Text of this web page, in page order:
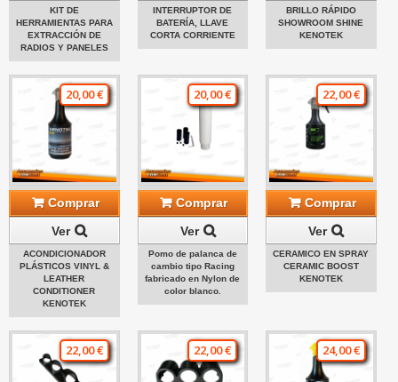
KIT DE
HERRAMIENTAS PARA
EXTRACCIÓN DE
RADIOS Y PANELES
INTERRUPTOR DE
BATERÍA, LLAVE
CORTA CORRIENTE
BRILLO RÁPIDO
SHOWROOM SHINE
KENOTEK
20,00 €
Comprar
Ver
ACONDICIONADOR
PLÁSTICOS VINYL &
LEATHER
CONDITIONER
KENOTEK
20,00 €
Comprar
Ver
Pomo de palanca de
cambio tipo Racing
fabricado en Nylon de
color blanco.
22,00 €
Comprar
Ver
CERAMICO EN SPRAY
CERAMIC BOOST
KENOTEK
22,00 € 22,00 € 24,00 €